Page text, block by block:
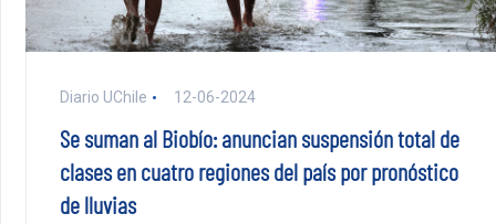
Diario UChile 12-06-2024
Se suman al Biobío: anuncian suspensión total de
clases en cuatro regiones del país por pronóstico
de lluvias